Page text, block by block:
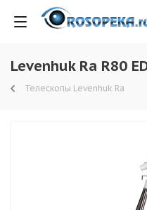
Levenhuk Ra R80
Телескопы Levenhuk Ra